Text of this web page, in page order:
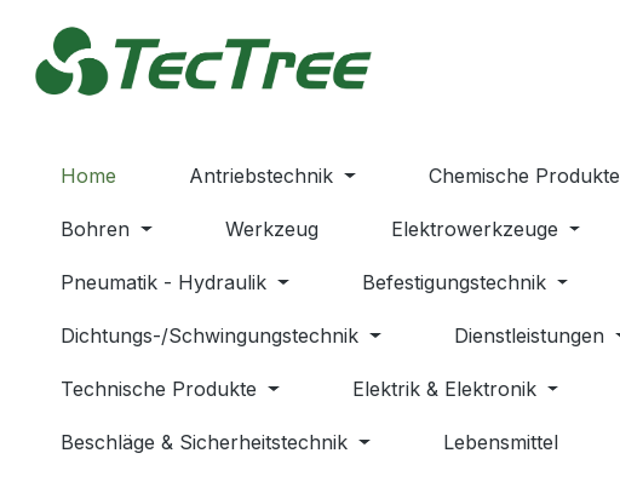
Hauptinhalt springen
Zur Suche springen
Zur Hauptnavigation springen
Home Antriebstechnik Chemische Produkte
Bohren Werkzeug Elektrowerkzeuge
Pneumatik - Hydraulik Befestigungstechnik
Dichtungs-/Schwingungstechnik Dienstleistungen
Technische Produkte Elektrik & Elektronik
Beschläge & Sicherheitstechnik Lebensmittel